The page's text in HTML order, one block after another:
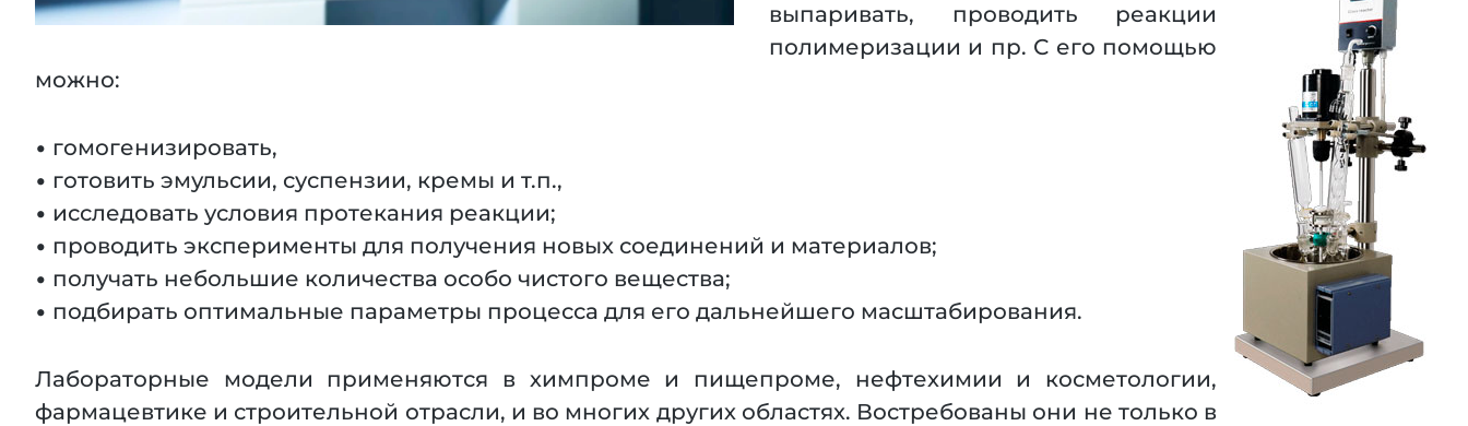
выпаривать, проводить реакции
полимеризации и пр. С его помощью
можно:
• гомогенизировать,
• готовить эмульсии, суспензии, кремы и т.п.,
• исследовать условия протекания реакции;
• проводить эксперименты для получения новых соединений и материалов;
• получать небольшие количества особо чистого вещества;
• подбирать оптимальные параметры процесса для его дальнейшего масштабирования.
Лабораторные модели применяются в химпроме и пищепроме, нефтехимии и косметологии,
фармацевтике и строительной отрасли, и во многих других областях. Востребованы они не только в